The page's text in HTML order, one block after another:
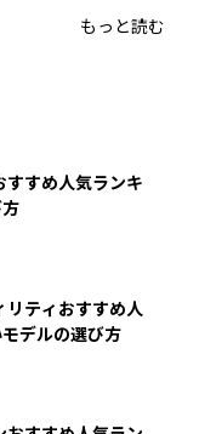
もっと読む
すめ人気ランキ
リティおすすめ人
デルの選び方